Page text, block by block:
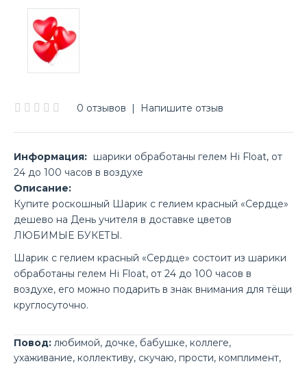
0 отзывов | Напишите отзыв
Информация: шарики обработаны гелем Hi Float, от
24 до 100 часов в воздухе
Описание:
Купите роскошный Шарик с гелием красный «Сердце»
дешево на День учителя в доставке цветов
ЛЮБИМЫЕ БУКЕТЫ.
Шарик с гелием красный «Сердце» состоит из шарики
обработаны гелем Hi Float, от 24 до 100 часов в
воздухе, его можно подарить в знак внимания для тёщи
круглосуточно.
Повод: любимой, дочке, бабушке, коллеге,
ухаживание, коллективу, скучаю, прости, комплимент,